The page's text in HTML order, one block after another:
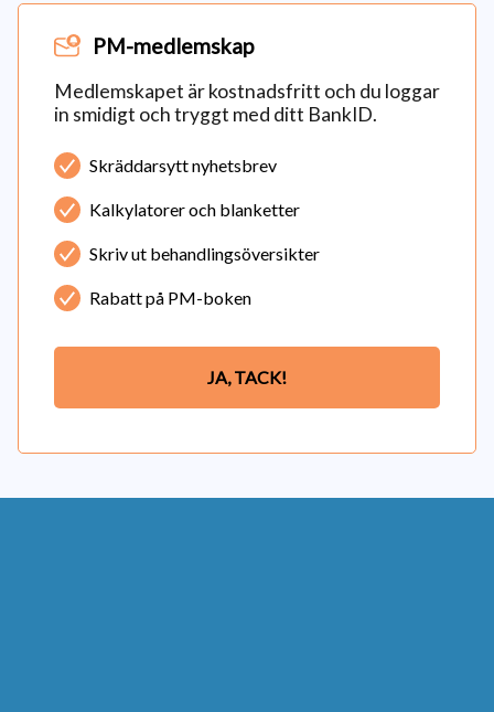
PM-medlemskap
Medlemskapet är kostnadsfritt och du loggar
in smidigt och tryggt med ditt BankID.
Skräddarsytt nyhetsbrev
Kalkylatorer och blanketter
Skriv ut behandlingsöversikter
Rabatt på PM-boken
JA, TACK!